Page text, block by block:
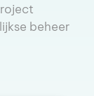
beheer